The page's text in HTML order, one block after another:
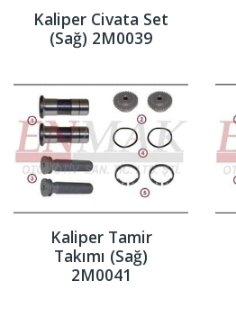
Kaliper Civata Set
(Sağ) 2M0039
Kaliper Tamir
Takımı (Sağ)
2M0041